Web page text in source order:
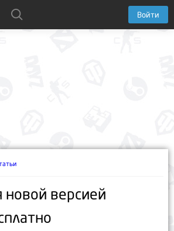
Войти
новой версией